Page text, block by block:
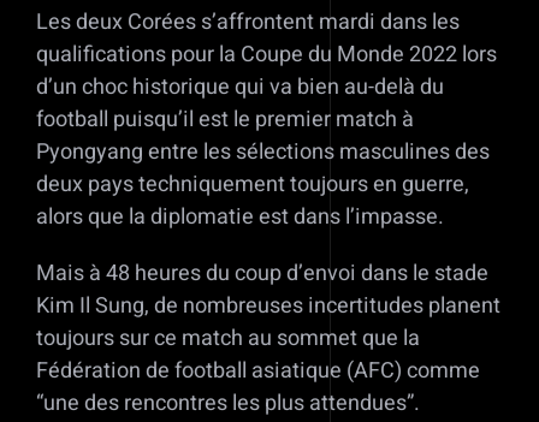
Les deux Corées s’affrontent mardi dans les
qualifications pour la Coupe du Monde 2022 lors
d’un choc historique qui va bien au-delà du
football puisqu’il est le premier match à
Pyongyang entre les sélections masculines des
deux pays techniquement toujours en guerre,
alors que la diplomatie est dans l’impasse.
Mais à 48 heures du coup d’envoi dans le stade
Kim Il Sung, de nombreuses incertitudes planent
toujours sur ce match au sommet que la
Fédération de football asiatique (AFC) comme
“une des rencontres les plus attendues”.